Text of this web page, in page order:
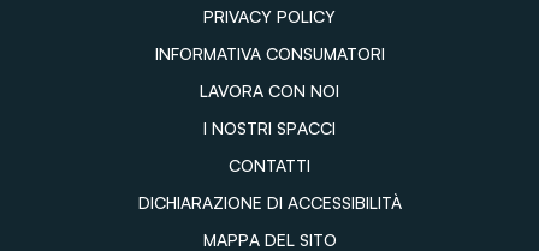
PRIVACY POLICY
INFORMATIVA CONSUMATORI
LAVORA CON NOI
I NOSTRI SPACCI
CONTATTI
DICHIARAZIONE DI ACCESSIBILITÀ
MAPPA DEL SITO